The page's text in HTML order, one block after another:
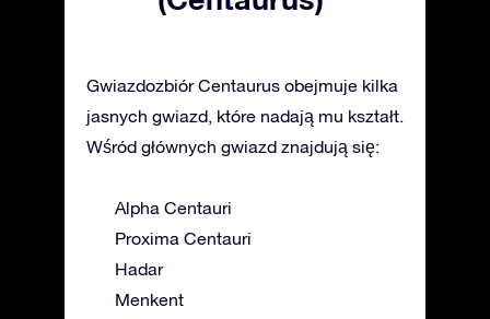
Gwiazdozbiór Centaurus obejmuje kilka
jasnych gwiazd, które nadają mu kształt.
Wśród głównych gwiazd znajdują się:
Alpha Centauri
Proxima Centauri
Hadar
Menkent